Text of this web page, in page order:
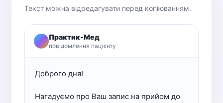
Текст можна відредагувати перед копіюванням.
Практик-Мед
повідомлення пацієнту